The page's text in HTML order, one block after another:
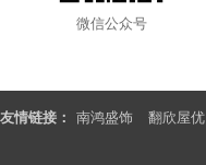
微信公众号
友情链接： 南鸿盛饰 翻欣屋优